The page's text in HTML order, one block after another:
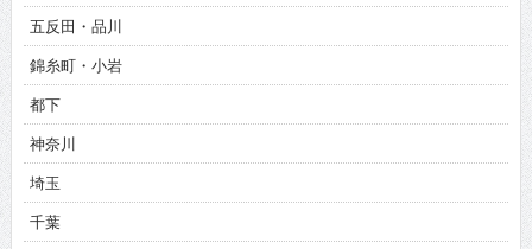
五反田・品川
錦糸町・小岩
都下
神奈川
埼玉
千葉